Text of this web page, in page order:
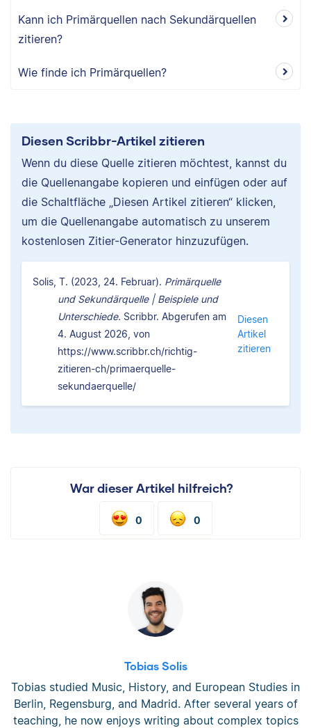
Kann ich Primärquellen nach Sekundärquellen
zitieren?
Wie finde ich Primärquellen?
Diesen Scribbr-Artikel zitieren
Wenn du diese Quelle zitieren möchtest, kannst du
die Quellenangabe kopieren und einfügen oder auf
die Schaltfläche „Diesen Artikel zitieren“ klicken,
um die Quellenangabe automatisch zu unserem
kostenlosen Zitier-Generator hinzuzufügen.
Solis, T. (2023, 24. Februar). Primärquelle
und Sekundärquelle | Beispiele und
Unterschiede. Scribbr. Abgerufen am
4. August 2026, von
https://www.scribbr.ch/richtig-
zitieren-ch/primaerquelle-
sekundaerquelle/
Diesen
Artikel
zitieren
War dieser Artikel hilfreich?
0 0
Tobias Solis
Tobias studied Music, History, and European Studies in
Berlin, Regensburg, and Madrid. After several years of
teaching, he now enjoys writing about complex topics